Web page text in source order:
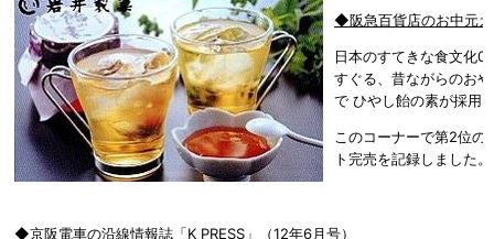
◆阪急百貨店のお中元
日本のすてきな食文化
すぐる、昔ながらのお
で ひやし飴の素が採用
このコーナーで第2位の
ト完売を記録しました。
◆京阪電車の沿線情報誌「K PRESS」（12年6月号）